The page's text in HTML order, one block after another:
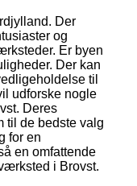
Der
og
Er byen
Der kan
til
udforske nogle
Deres
til de bedste valg
for en
en omfattende
i Brovst.